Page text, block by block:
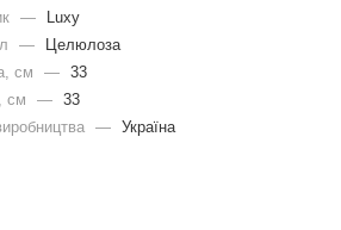
—
Luxy
—
Целюлоза
cм
— 33
cм
— 33
— Україна